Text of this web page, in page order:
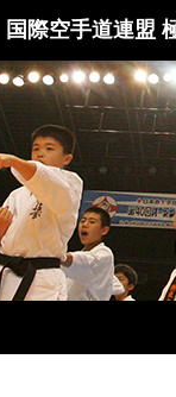
国際空手道連盟